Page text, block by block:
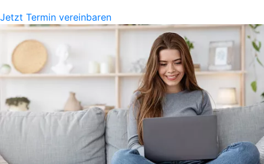
Jetzt Termin vereinbaren